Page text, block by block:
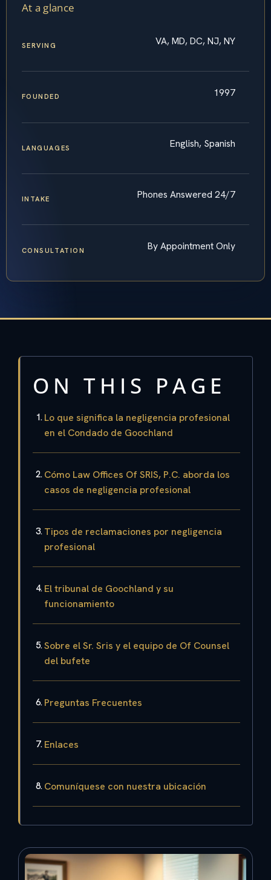
At a glance
SERVING VA, MD, DC, NJ, NY
FOUNDED 1997
LANGUAGES English, Spanish
INTAKE Phones Answered 24/7
CONSULTATION By Appointment Only
ON THIS PAGE
Lo que significa la negligencia profesional
en el Condado de Goochland
Cómo Law Offices Of SRIS, P.C. aborda los
casos de negligencia profesional
Tipos de reclamaciones por negligencia
profesional
El tribunal de Goochland y su
funcionamiento
Sobre el Sr. Sris y el equipo de Of Counsel
del bufete
Preguntas Frecuentes
Enlaces
Comuníquese con nuestra ubicación